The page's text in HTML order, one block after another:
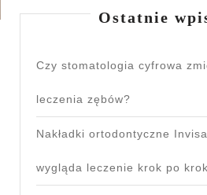
Ostatnie
Czy stomatologia cyfrowa
leczenia zębów?
Nakładki ortodontyczne
wygląda leczenie krok po